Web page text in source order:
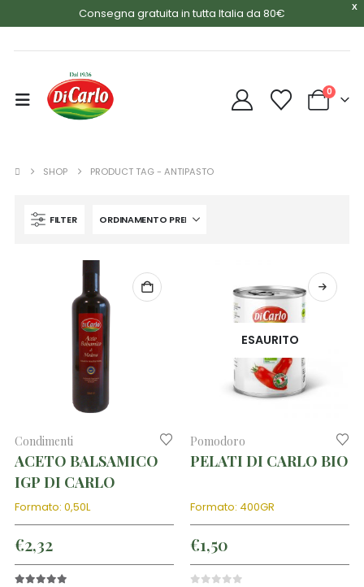
X
Consegna gratuita in tutta Italia da 80€
0
SHOP PRODUCT TAG - ANTIPASTO
FILTER
Condimenti
ACETO BALSAMICO
IGP DI CARLO
Formato: 0,50L
€2,32
ESAURITO
Pomodoro
PELATI DI CARLO BIO
Formato: 400GR
€1,50